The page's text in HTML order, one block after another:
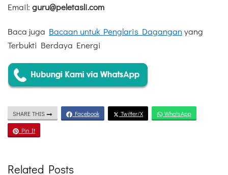
Email: guru@peletasli.com
Baca juga Bacaan untuk Penglaris Dagangan yang
Terbukti Berdaya Energi
SHARE THIS Facebook Twitter/X WhatsApp
Pin It
Related Posts